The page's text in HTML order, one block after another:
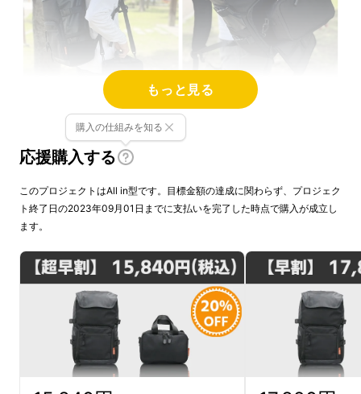
バックパックを使っていて1度はこんな思いを
したことはありませんか？
プロジェクト担当の私も広報担当と言う仕事柄
もっと見る
応援購入する
購入の仕組みを知る
このプロジェクトはAll in型です。目標金額の達成に関わらず、プロジェク
ト終了日の2023年09月01日までに支払いを完了した時点で購入が成立し
ます。